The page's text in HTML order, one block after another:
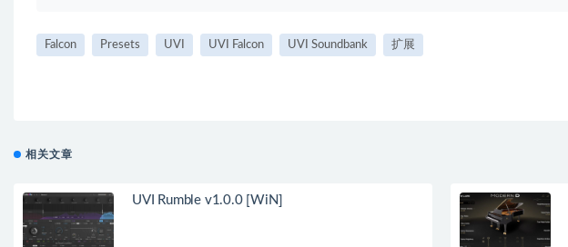
Falcon Presets UVI UVI Falcon UVI Soundbank 扩展
相关文章
UVI Rumble v1.0.0 [WiN]